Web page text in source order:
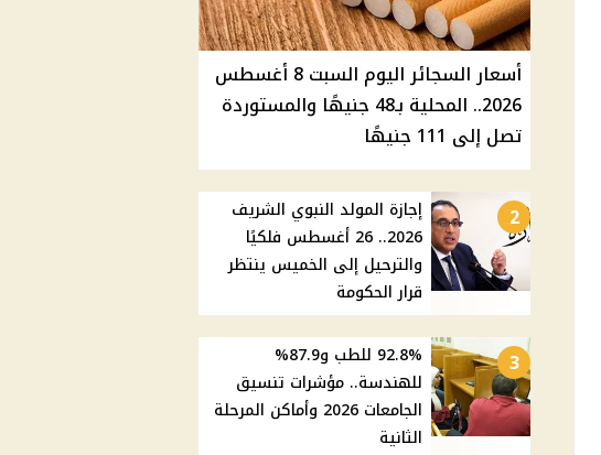
أسعار السجائر اليوم السبت 8 أغسطس
2026.. المحلية بـ48 جنيهًا والمستوردة
تصل إلى 111 جنيهًا
2
إجازة المولد النبوي الشريف
2026.. 26 أغسطس فلكيًا
والترحيل إلى الخميس ينتظر
قرار الحكومة
3
92.8% للطب و87.9%
للهندسة.. مؤشرات تنسيق
الجامعات 2026 وأماكن المرحلة
الثانية